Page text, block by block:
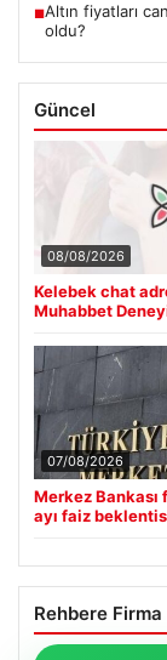
■Altın fiyatları
oldu?
Güncel
08/08/2026
Kelebek chat
Muhabbet
07/08/2026
Merkez Bankası
ayı faiz
Rehbere Firma